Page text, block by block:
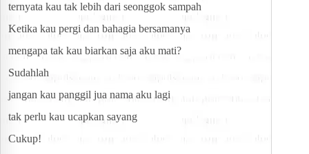
ternyata kau tak lebih dari seonggok sampah
Ketika kau pergi dan bahagia bersamanya
mengapa tak kau biarkan saja aku mati?
Sudahlah
jangan kau panggil jua nama aku lagi
tak perlu kau ucapkan sayang
Cukup!